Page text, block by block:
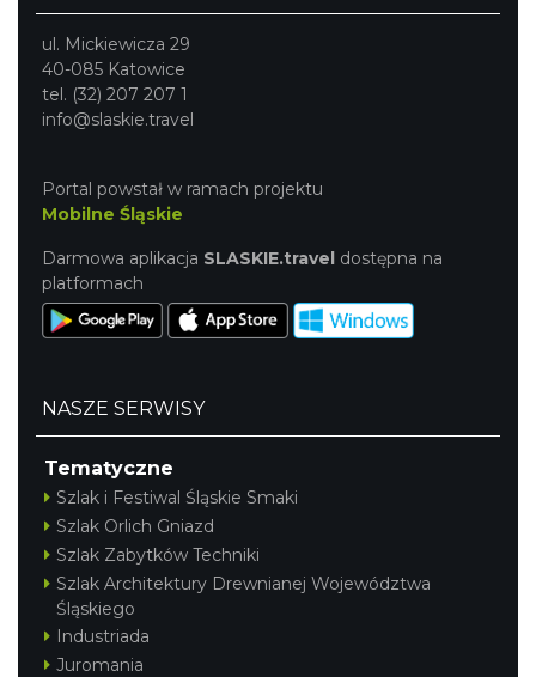
ul. Mickiewicza 29
40-085 Katowice
tel. (32) 207 207 1
info@slaskie.travel
Portal powstał w ramach projektu
Mobilne Śląskie
Darmowa aplikacja SLASKIE.travel dostępna na
platformach
NASZE SERWISY
Tematyczne
Szlak i Festiwal Śląskie Smaki
Szlak Orlich Gniazd
Szlak Zabytków Techniki
Szlak Architektury Drewnianej Województwa
Śląskiego
Industriada
Juromania